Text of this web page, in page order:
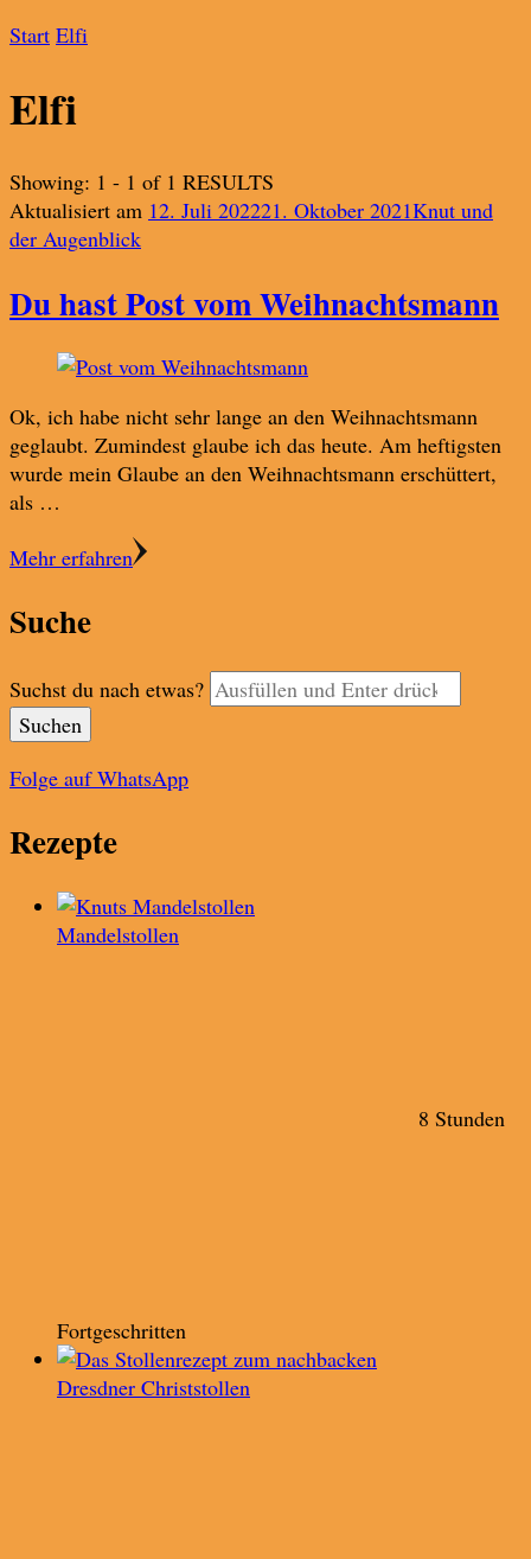
Start Elfi
Elfi
Showing: 1 - 1 of 1 RESULTS
Aktualisiert am 12. Juli 202221. Oktober 2021Knut und
der Augenblick
Du hast Post vom Weihnachtsmann
Ok, ich habe nicht sehr lange an den Weihnachtsmann
geglaubt. Zumindest glaube ich das heute. Am heftigsten
wurde mein Glaube an den Weihnachtsmann erschüttert,
als …
Mehr erfahren
Suche
Suchst du nach etwas?
Folge auf WhatsApp
Rezepte
Mandelstollen
8 Stunden
Fortgeschritten
Dresdner Christstollen